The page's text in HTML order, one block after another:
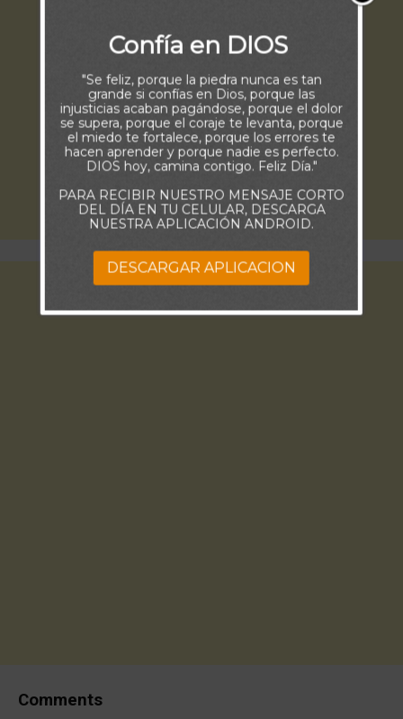
Comments
Confía en DIOS
"Se feliz, porque la piedra nunca es tan
grande si confías en Dios, porque las
injusticias acaban pagándose, porque el dolor
se supera, porque el coraje te levanta, porque
el miedo te fortalece, porque los errores te
hacen aprender y porque nadie es perfecto.
DIOS hoy, camina contigo. Feliz Día."
PARA RECIBIR NUESTRO MENSAJE CORTO
DEL DÍA EN TU CELULAR, DESCARGA
NUESTRA APLICACIÓN ANDROID.
DESCARGAR APLICACION